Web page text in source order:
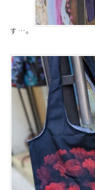
す…。